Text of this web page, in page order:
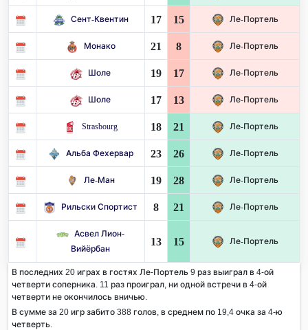
Сент-Квентин 17 15 Ле-Портель
Монако 21 8 Ле-Портель
Шоле 19 17 Ле-Портель
Шоле 17 13 Ле-Портель
Strasbourg 18 21 Ле-Портель
Альба Фехервар 23 26 Ле-Портель
Ле-Ман 19 28 Ле-Портель
Рильски Спортист 8 21 Ле-Портель
Асвел Лион-
Вийёрбан
13 15 Ле-Портель
В последних 20 играх в гостях Ле-Портель 9 раз выиграл в 4-ой
четверти соперника. 11 раз проиграл, ни одной встречи в 4-ой
четверти не окончилось вничью.
В сумме за 20 игр забито 388 голов, в среднем по 19,4 очка за 4-ю
четверть.